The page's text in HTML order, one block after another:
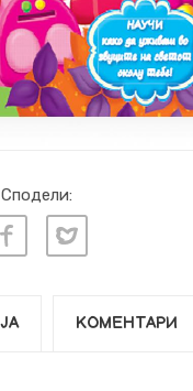
Сподели:
КОМЕНТАРИ